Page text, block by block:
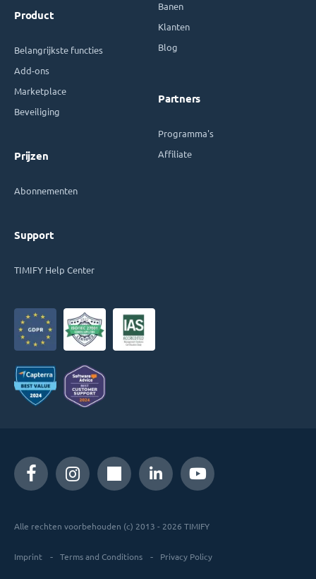
Product
Belangrijkste functies
Add-ons
Marketplace
Beveiliging
Prijzen
Abonnementen
Support
TIMIFY Help Center
Banen
Klanten
Blog
Partners
Programma's
Affiliate
Alle rechten voorbehouden (c) 2013 - 2026 TIMIFY
Imprint Terms and Conditions Privacy Policy